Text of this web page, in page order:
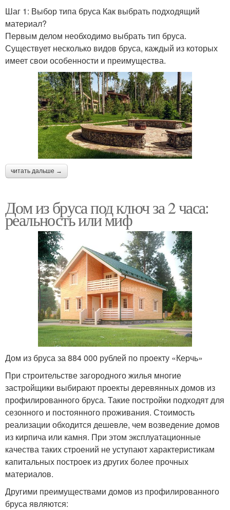
Шаг 1: Выбор типа бруса Как выбрать подходящий
материал?
Первым делом необходимо выбрать тип бруса.
Существует несколько видов бруса, каждый из которых
имеет свои особенности и преимущества.
читать дальше →
Дом из бруса под ключ за 2 часа:
реальность или миф
Дом из бруса за 884 000 рублей по проекту «Керчь»
При строительстве загородного жилья многие
застройщики выбирают проекты деревянных домов из
профилированного бруса. Такие постройки подходят для
сезонного и постоянного проживания. Стоимость
реализации обходится дешевле, чем возведение домов
из кирпича или камня. При этом эксплуатационные
качества таких строений не уступают характеристикам
капитальных построек из других более прочных
материалов.
Другими преимуществами домов из профилированного
бруса являются: